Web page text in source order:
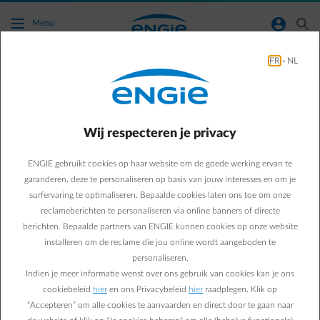
Ga naar de hoofdinhoud
Menu normal-account-circle search
Bespaartips
Dankzij de Smart App
heeft Martine haar
energieverbruik nu
helemaal in de hand
17/03/2025
1 min
FR - NL
Wij respecteren je privacy
ENGIE gebruikt cookies op haar website om de goede werking ervan te
garanderen, deze te personaliseren op basis van jouw interesses en om je
surfervaring te optimaliseren. Bepaalde cookies laten ons toe om onze
reclameberichten te personaliseren via online banners of directe
berichten. Bepaalde partners van ENGIE kunnen cookies op onze website
installeren om de reclame die jou online wordt aangeboden te
personaliseren.
Indien je meer informatie wenst over ons gebruik van cookies kan je ons
cookiebeleid hier en ons Privacybeleid hier raadplegen. Klik op
“Accepteren” om alle cookies te aanvaarden en direct door te gaan naar